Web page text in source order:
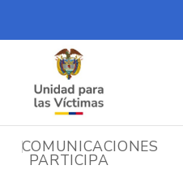
COMUNICACIONES
PARTICIPA